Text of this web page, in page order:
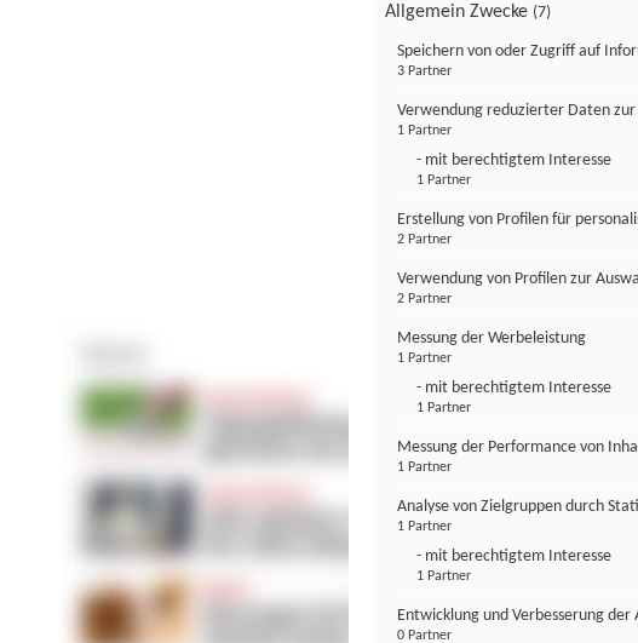
Allgemein Zwecke (7)
Speichern von oder Zugriff auf
3 Partner
Verwendung reduzierter Daten
1 Partner
- mit berechtigtem Interesse
1 Partner
Erstellung von Profilen für
2 Partner
Verwendung von Profilen zur
2 Partner
Messung der Werbeleistung
1 Partner
- mit berechtigtem Interesse
1 Partner
Messung der Performance von
1 Partner
Analyse von Zielgruppen durch
1 Partner
- mit berechtigtem Interesse
1 Partner
Entwicklung und Verbesserung der
0 Partner